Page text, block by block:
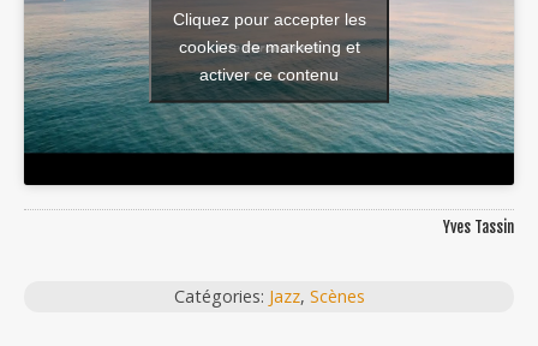
Cliquez pour accepter les
cookies de marketing et
activer ce contenu
Yves Tassin
Catégories: Jazz, Scènes